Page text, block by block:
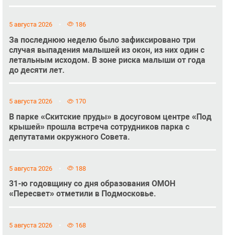
5 августа 2026 186
За последнюю неделю было зафиксировано три
случая выпадения малышей из окон, из них один с
летальным исходом. В зоне риска малыши от года
до десяти лет.
5 августа 2026 170
В парке «Скитские пруды» в досуговом центре «Под
крышей» прошла встреча сотрудников парка с
депутатами окружного Совета.
5 августа 2026 188
31-ю годовщину со дня образования ОМОН
«Пересвет» отметили в Подмосковье.
5 августа 2026 168